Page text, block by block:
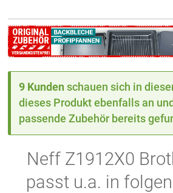
9 Kunden schauen sich in
dieses Produkt ebenfalls an
passende Zubehör bereits
Neff Z1912X0
passt u.a. in